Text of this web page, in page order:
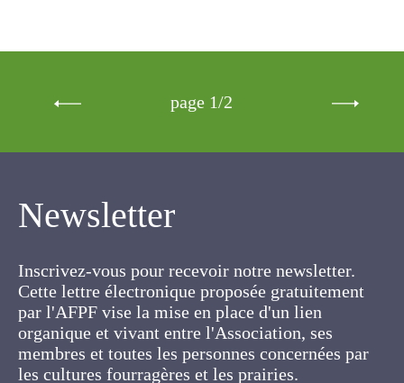
Newsletter
Cette lettre électronique proposée
gratuitement par l'AFPF vise la mise en place
d'un lien organique et vivant entre l'Association,
ses membres et toutes les personnes
concernées par les cultures fourragères et les
prairies.